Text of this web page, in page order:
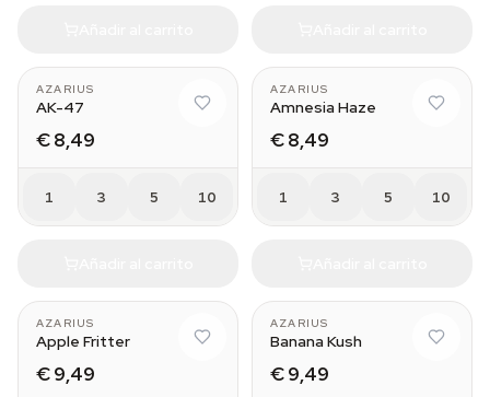
AZARIUS
AK-47
€ 8,49
1 3 5 10
AZARIUS
Amnesia Haze
€ 8,49
1 3 5 10
AZARIUS
Apple Fritter
€ 9,49
AZARIUS
Banana Kush
€ 9,49